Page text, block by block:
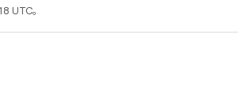
UTC。